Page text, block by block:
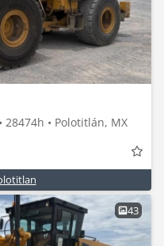
28474h • Polotitlán, MX
43